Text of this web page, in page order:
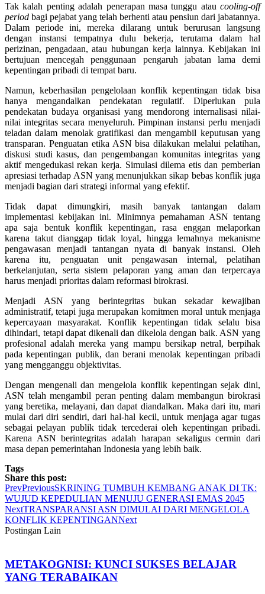
Tak kalah penting adalah penerapan masa tunggu atau cooling-off
period bagi pejabat yang telah berhenti atau pensiun dari jabatannya.
Dalam periode ini, mereka dilarang untuk berurusan langsung
dengan instansi tempatnya dulu bekerja, terutama dalam hal
perizinan, pengadaan, atau hubungan kerja lainnya. Kebijakan ini
bertujuan mencegah penggunaan pengaruh jabatan lama demi
kepentingan pribadi di tempat baru.
Namun, keberhasilan pengelolaan konflik kepentingan tidak bisa
hanya mengandalkan pendekatan regulatif. Diperlukan pula
pendekatan budaya organisasi yang mendorong internalisasi nilai-
nilai integritas secara menyeluruh. Pimpinan instansi perlu menjadi
teladan dalam menolak gratifikasi dan mengambil keputusan yang
transparan. Penguatan etika ASN bisa dilakukan melalui pelatihan,
diskusi studi kasus, dan pengembangan komunitas integritas yang
aktif mengedukasi rekan kerja. Simulasi dilema etis dan pemberian
apresiasi terhadap ASN yang menunjukkan sikap bebas konflik juga
menjadi bagian dari strategi informal yang efektif.
Tidak dapat dimungkiri, masih banyak tantangan dalam
implementasi kebijakan ini. Minimnya pemahaman ASN tentang
apa saja bentuk konflik kepentingan, rasa enggan melaporkan
karena takut dianggap tidak loyal, hingga lemahnya mekanisme
pengawasan menjadi tantangan nyata di banyak instansi. Oleh
karena itu, penguatan unit pengawasan internal, pelatihan
berkelanjutan, serta sistem pelaporan yang aman dan terpercaya
harus menjadi prioritas dalam reformasi birokrasi.
Menjadi ASN yang berintegritas bukan sekadar kewajiban
administratif, tetapi juga merupakan komitmen moral untuk menjaga
kepercayaan masyarakat. Konflik kepentingan tidak selalu bisa
dihindari, tetapi dapat dikenali dan dikelola dengan baik. ASN yang
profesional adalah mereka yang mampu bersikap netral, berpihak
pada kepentingan publik, dan berani menolak kepentingan pribadi
yang mengganggu objektivitas.
Dengan mengenali dan mengelola konflik kepentingan sejak dini,
ASN telah mengambil peran penting dalam membangun birokrasi
yang beretika, melayani, dan dapat diandalkan. Maka dari itu, mari
mulai dari diri sendiri, dari hal-hal kecil, untuk menjaga agar tugas
sebagai pelayan publik tidak tercederai oleh kepentingan pribadi.
Karena ASN berintegritas adalah harapan sekaligus cermin dari
masa depan pemerintahan Indonesia yang lebih baik.
Tags
Share this post:
PrevPreviousSKRINING TUMBUH KEMBANG ANAK DI TK:
WUJUD KEPEDULIAN MENUJU GENERASI EMAS 2045
NextTRANSPARANSI ASN DIMULAI DARI MENGELOLA
KONFLIK KEPENTINGANNext
Postingan Lain
METAKOGNISI: KUNCI SUKSES BELAJAR
YANG TERABAIKAN